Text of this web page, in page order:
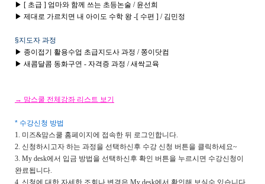
▶ [ 초급 ] 엄마와 함께 쓰는 초등논술 / 윤선희
▶ 제대로 가르치면 내 아이도 수학 왕 -[ 수편 ] / 김민정
§지도자 과정
▶ 종이접기 활용수업 초급지도사 과정 / 쫑이닷컴
▶ 새콤달콤 동화구연 - 자격증 과정 / 새싹교육
→ 맘스쿨 전체강좌 리스트 보기
* 수강신청 방법
1. 미즈&맘스쿨 홈페이지에 접속한 뒤 로그인합니다.
2. 신청하시고자 하는 과정을 선택하신후 수강 신청 버튼을 클릭하세요~
3. My desk에서 입금 방법을 선택하신후 확인 버튼을 누르시면 수강신청이
완료됩니다.
4. 신청에 대한 자세한 조회나 변경은 My desk에서 확인해 보실수 있습니다.